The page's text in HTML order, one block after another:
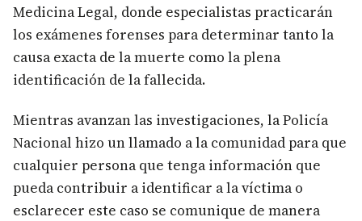
Medicina Legal, donde especialistas practicarán
los exámenes forenses para determinar tanto la
causa exacta de la muerte como la plena
identificación de la fallecida.
Mientras avanzan las investigaciones, la Policía
Nacional hizo un llamado a la comunidad para que
cualquier persona que tenga información que
pueda contribuir a identificar a la víctima o
esclarecer este caso se comunique de manera